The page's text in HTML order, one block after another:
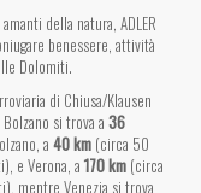
della natura, ADLER
benessere, attività
Dolomiti.
di Chiusa/Klausen
si trova a 36
a 40 km (circa 50
e Verona, a170 km (circa
mentre Venezia si trova